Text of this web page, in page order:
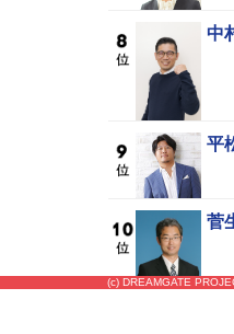
中
平
菅
(c) DREAMGATE